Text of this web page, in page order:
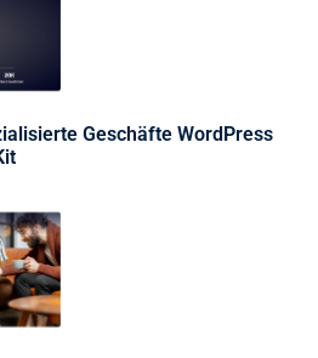
Geschäfte WordPress